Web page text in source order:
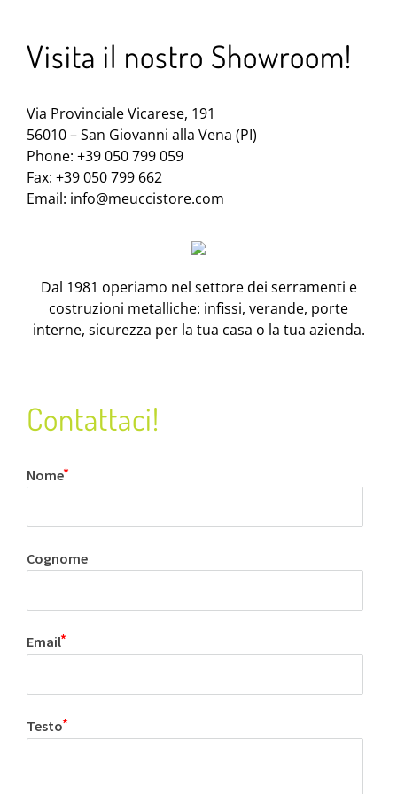
Visita il nostro Showroom!
Via Provinciale Vicarese, 191
56010 – San Giovanni alla Vena (PI)
Phone: +39 050 799 059
Fax: +39 050 799 662
Email: info@meuccistore.com
Dal 1981 operiamo nel settore dei serramenti e
costruzioni metalliche: infissi, verande, porte
interne, sicurezza per la tua casa o la tua azienda.
Contattaci!
Nome
Cognome
Email
Testo